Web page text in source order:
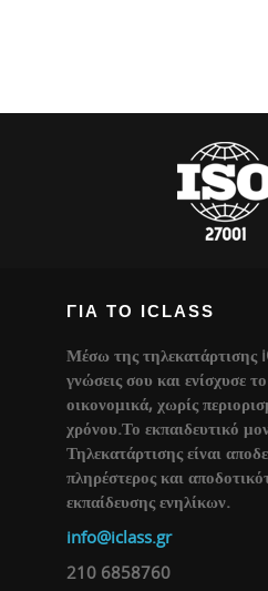
ΓΙΑ ΤΟ ICLASS
Μέσω της τηλεκατάρτισης
γνώσεις σου και ενίσχυσε
οικονομικά, χωρίς
χρόνου.Το εκπαιδευτικό
Τηλεκατάρτισης είναι
πληρέστερος και
εκπαίδευσης ενηλίκων.
info@iclass.gr
210 6858760